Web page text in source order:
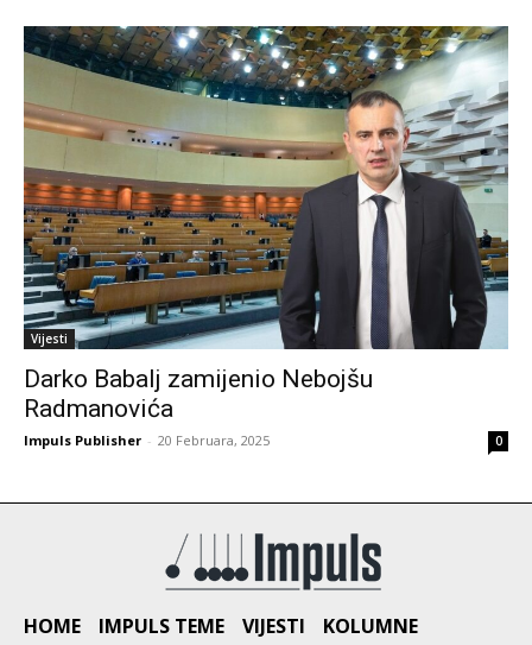
Vijesti
Darko Babalj zamijenio Nebojšu
Radmanovića
Impuls Publisher - 20 Februara, 2025 0
HOME IMPULS TEME VIJESTI
KOLUMNE